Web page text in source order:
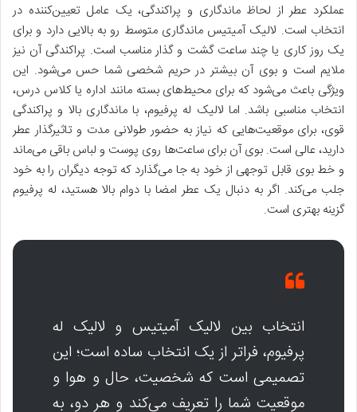
عملکرد عطر از لحاظ ماندگاری و پراکندگی، یک عامل تعیین‌کننده در
انتخاب است. لالیک آمیتیس ماندگاری متوسط رو به بالایی دارد و برای
یک روز کاری یا چند ساعت گشت و گذار مناسب است. پراکندگی آن نیز
ملایم است و بوی آن بیشتر در حریم شخصی شما حس می‌شود. این
ویژگی باعث می‌شود که برای محیط‌های بسته مانند اداره یا کلاس درس،
انتخاب مناسبی باشد. اما لالیک له پرفیوم، با ماندگاری بالا و پراکندگی
قوی، برای موقعیت‌هایی که نیاز به حضور طولانی مدت و تاثیرگذار عطر
دارید، عالی است. بوی آن برای ساعت‌ها روی پوست و لباس باقی می‌ماند
و خط بوی قابل توجهی از خود به جا می‌گذارد که توجه دیگران را به خود
جلب می‌کند. اگر به دنبال یک عطر امضا با دوام بالا هستید، له پرفیوم
گزینه بهتری است.
انتخاب بین لالیک آمیتیس و لالیک له
پرفیوم، فراتر از یک انتخاب ساده است؛ این
تصمیمی است که شخصیت، حال و هوا و
موقعیت شما را تعریف می‌کند و هر دو، به